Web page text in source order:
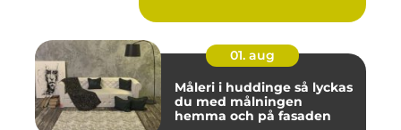
01. aug
Måleri i huddinge så lyckas
du med målningen
hemma och på fasaden